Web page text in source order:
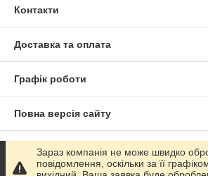
Контакти
Доставка та оплата
Графік роботи
Повна версія сайту
Сайт створено на маркетплейсі
Зараз компанія не може швидко
повідомлення, оскільки за її